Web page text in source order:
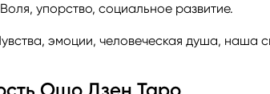
упорство, социальное развитие.
эмоции, человеческая душа, наша